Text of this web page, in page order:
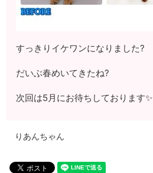
すっきりイケワンになりました?
だいぶ春めいてきたね?
次回は5月にお待ちしております✨
りあんちゃん